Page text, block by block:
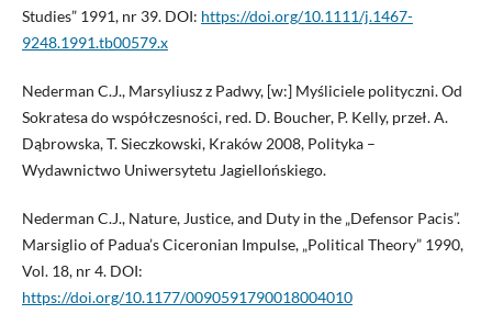
Studies” 1991, nr 39. DOI: https://doi.org/10.1111/j.1467-
9248.1991.tb00579.x
Nederman C.J., Marsyliusz z Padwy, [w:] Myśliciele polityczni. Od
Sokratesa do współczesności, red. D. Boucher, P. Kelly, przeł. A.
Dąbrowska, T. Sieczkowski, Kraków 2008, Polityka –
Wydawnictwo Uniwersytetu Jagiellońskiego.
Nederman C.J., Nature, Justice, and Duty in the „Defensor Pacis”.
Marsiglio of Padua’s Ciceronian Impulse, „Political Theory” 1990,
Vol. 18, nr 4. DOI:
https://doi.org/10.1177/0090591790018004010